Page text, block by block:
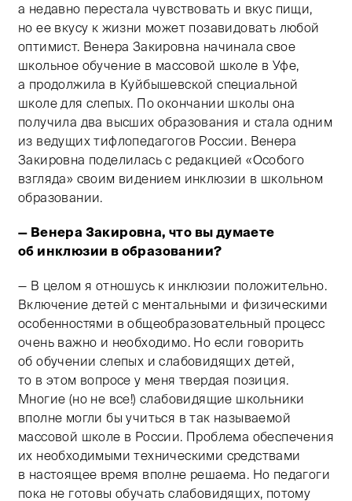
а недавно перестала чувствовать и вкус пищи,
но ее вкусу к жизни может позавидовать любой
оптимист. Венера Закировна начинала свое
школьное обучение в массовой школе в Уфе,
а продолжила в Куйбышевской специальной
школе для слепых. По окончании школы она
получила два высших образования и стала одним
из ведущих тифлопедагогов России. Венера
Закировна поделилась с редакцией «Особого
взгляда» своим видением инклюзии в школьном
образовании.
— Венера Закировна, что вы думаете
об инклюзии в образовании?
— В целом я отношусь к инклюзии положительно.
Включение детей с ментальными и физическими
особенностями в общеобразовательный процесс
очень важно и необходимо. Но если говорить
об обучении слепых и слабовидящих детей,
то в этом вопросе у меня твердая позиция.
Многие (но не все!) слабовидящие школьники
вполне могли бы учиться в так называемой
массовой школе в России. Проблема обеспечения
их необходимыми техническими средствами
в настоящее время вполне решаема. Но педагоги
пока не готовы обучать слабовидящих, потому